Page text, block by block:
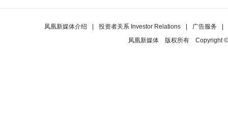
凤凰新媒体介绍 投资者关系 Investor Relations 广告服务
凤凰新媒体
版权所有 Copyright